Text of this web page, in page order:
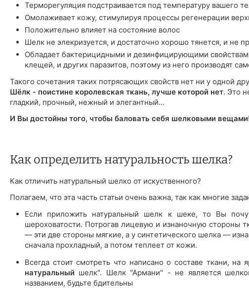
Терморегуляция подстраивается под температуру вашего
Омолаживает кожу, стимулируя процессы регенерации
Положительно влияет на состояние волос
Шелк не элекризуется, и достаточно хорошо тянется, и не
Обладает бактерицидными и дезинфицирующими
клещей, и других паразитов, поэтому из него производят
Такого сочетания таких потрясающих свойств нет ни у одной
Шёлк - поистине королевская ткань, лучше которой нет. Это
гладкий, прочный, нежный и элегантный...
И Вы достойны того, чтобы баловать себя шелковыми
Как определить натуральность шелка?
Как отличить натуральный шелко от искуственного?
Полагаем, что эта часть статьи очень важна, так как многие
Если приложить натуральный шелк к шеке, то Вы
шероховатости. Потрогав лицевую и изнаночную стороны
— эти две стороны мягкие, а у синтетического шелка —
сначала прохладный, а потом теплеет от кожи.
Всегда стоит смотреть что написано о составе ткани,
натуральный шелк". Шелк "Армани" - не является
названием, будьте бдительны